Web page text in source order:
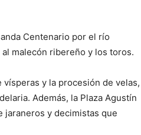
Centenario por el río
malecón ribereño y los toros.
y la procesión de velas,
Además, la Plaza Agustín
jaraneros y decimistas que